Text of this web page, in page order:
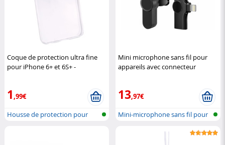
Coque de protection ultra fine
pour iPhone 6+ et 6S+ -
1 ,99€
Housse de protection pour
Mini microphone sans fil pour
appareils avec connecteur
13,97€
Mini-microphone sans fil pour